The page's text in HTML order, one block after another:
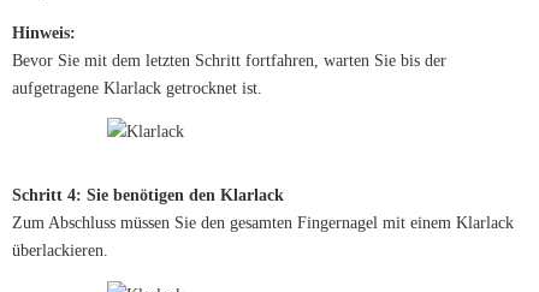
Hinweis:
Bevor Sie mit dem letzten Schritt fortfahren, warten Sie bis der
aufgetragene Klarlack getrocknet ist.
Schritt 4: Sie benötigen den Klarlack
Zum Abschluss müssen Sie den gesamten Fingernagel mit einem Klarlack
überlackieren.